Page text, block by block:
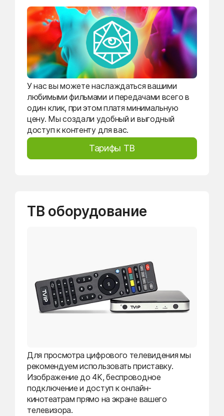
У нас вы можете наслаждаться вашими
любимыми фильмами и передачами всего в
один клик, при этом платя минимальную
цену. Мы создали удобный и выгодный
доступ к контенту для вас.
Тарифы ТВ
ТВ оборудование
Для просмотра цифрового телевидения мы
рекомендуем использовать приставку.
Изображение до 4K, беспроводное
подключение и доступ к онлайн-
кинотеатрам прямо на экране вашего
телевизора.